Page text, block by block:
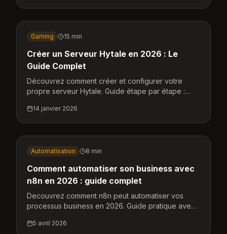
Gaming 15 min
Créer un Serveur Hytale en 2026 : Le
Guide Complet
Découvrez comment créer et configurer votre
propre serveur Hytale. Guide étape par étape :
administration et monétisation.
14 janvier 2026
Automatisation 8 min
Comment automatiser son business avec
n8n en 2026 : guide complet
Decouvrez comment n8n peut automatiser vos
processus business en 2026. Guide pratique avec
pour PME et freelances.
5 avril 2026